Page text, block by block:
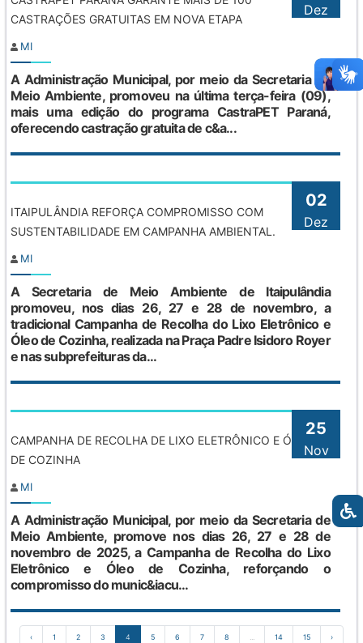
Dez
CASTRAÇÕES GRATUITAS EM NOVA ETAPA
MI
A Administração Municipal, por meio da Secretaria de
Meio Ambiente, promoveu na última terça-feira (09),
mais uma edição do programa CastraPET Paraná,
oferecendo castração gratuita de c&a...
02
Dez
ITAIPULÂNDIA REFORÇA COMPROMISSO COM
SUSTENTABILIDADE EM CAMPANHA AMBIENTAL.
MI
A Secretaria de Meio Ambiente de Itaipulândia
promoveu, nos dias 26, 27 e 28 de novembro, a
tradicional Campanha de Recolha do Lixo Eletrônico e
Óleo de Cozinha, realizada na Praça Padre Isidoro Royer
e nas subprefeituras da...
25
Nov
CAMPANHA DE RECOLHA DE LIXO ELETRÔNICO E ÓLEO
DE COZINHA
MI
A Administração Municipal, por meio da Secretaria de
Meio Ambiente, promove nos dias 26, 27 e 28 de
novembro de 2025, a Campanha de Recolha do Lixo
Eletrônico e Óleo de Cozinha, reforçando o
compromisso do munic&iacu...
‹ 1 2 3 4 5 6 7 8 14 15 ›